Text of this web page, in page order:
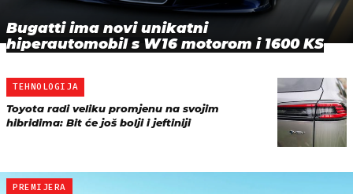
Bugatti ima novi unikatni
hiperautomobil s W16 motorom i 1600 KS
TEHNOLOGIJA
Toyota radi veliku promjenu na svojim
hibridima: Bit će još bolji i jeftiniji
PREMIJERA